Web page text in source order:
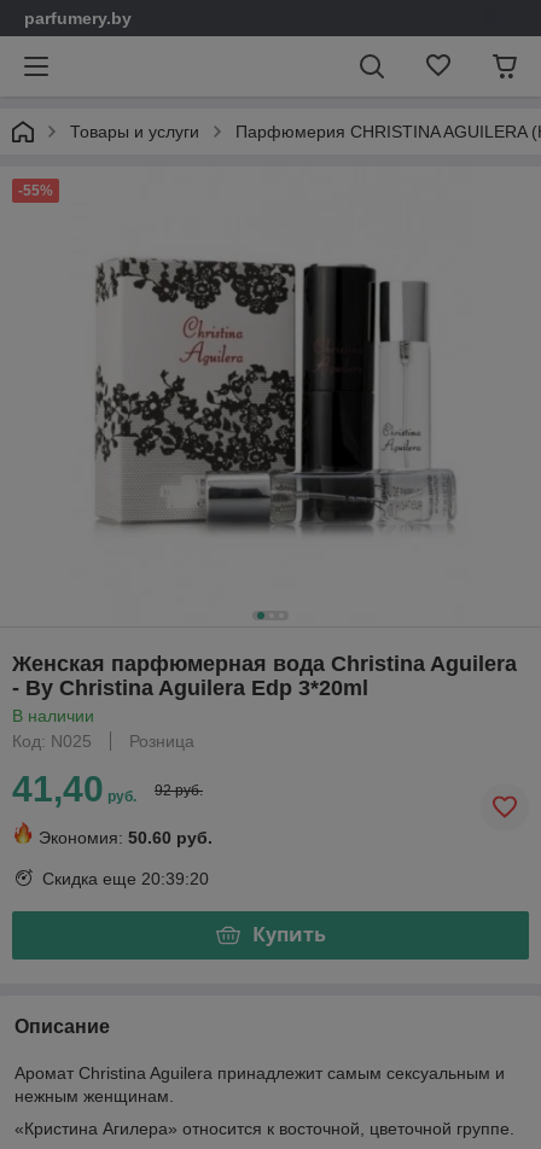
parfumery.by
Товары и услуги Парфюмерия CHRISTINA AGUILERA
-55%
Женская парфюмерная вода Christina Aguilera
- By Christina Aguilera Edp 3*20ml
В наличии
Код: N025
Розница
41,40 руб. 92 руб.
Экономия: 50.60 руб.
Скидка еще 20:39:20
Купить
Описание
Аромат Christina Aguilera принадлежит самым сексуальным и
нежным женщинам.
«Кристина Агилера» относится к восточной, цветочной группе.